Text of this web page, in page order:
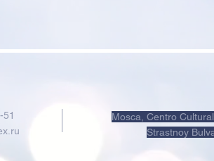
Mosca, Centro
Strastnoy